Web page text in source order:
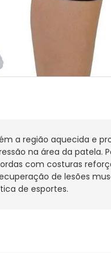
a região aquecida e
na área da patela.
com costuras
de lesões
de esportes.